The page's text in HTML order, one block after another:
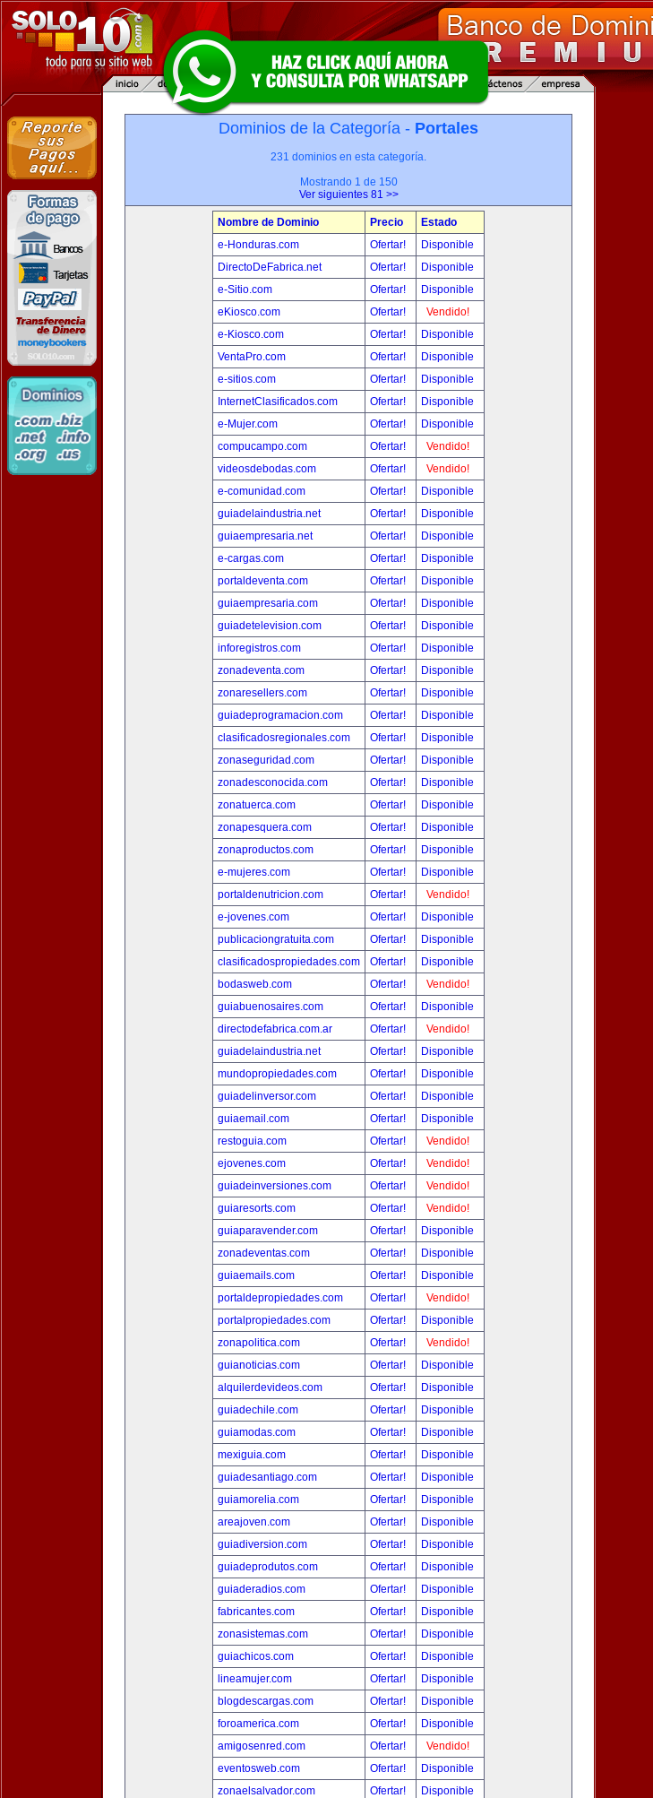
Dominios de la Categoría - Portales
231 dominios en esta categoría.
Mostrando 1 de 150
Ver siguientes 81 >>
Nombre de Dominio Precio
Estado
e-Honduras.com
Ofertar!
Disponible
DirectoDeFabrica.net
Ofertar!
Disponible
e-Sitio.com
Ofertar!
Disponible
eKiosco.com
Ofertar!
Vendido!
e-Kiosco.com
Ofertar!
Disponible
VentaPro.com
Ofertar!
Disponible
e-sitios.com
Ofertar!
Disponible
InternetClasificados.com
Ofertar!
Disponible
e-Mujer.com
Ofertar!
Disponible
compucampo.com
Ofertar!
Vendido!
videosdebodas.com
Ofertar!
Vendido!
e-comunidad.com
Ofertar!
Disponible
guiadelaindustria.net
Ofertar!
Disponible
guiaempresaria.net
Ofertar!
Disponible
e-cargas.com
Ofertar!
Disponible
portaldeventa.com
Ofertar!
Disponible
guiaempresaria.com
Ofertar!
Disponible
guiadetelevision.com
Ofertar!
Disponible
inforegistros.com
Ofertar!
Disponible
zonadeventa.com
Ofertar!
Disponible
zonaresellers.com
Ofertar!
Disponible
guiadeprogramacion.com
Ofertar!
Disponible
clasificadosregionales.com
Ofertar!
Disponible
zonaseguridad.com
Ofertar!
Disponible
zonadesconocida.com
Ofertar!
Disponible
zonatuerca.com
Ofertar!
Disponible
zonapesquera.com
Ofertar!
Disponible
zonaproductos.com
Ofertar!
Disponible
e-mujeres.com
Ofertar!
Disponible
portaldenutricion.com
Ofertar!
Vendido!
e-jovenes.com
Ofertar!
Disponible
publicaciongratuita.com
Ofertar!
Disponible
clasificadospropiedades.com
Ofertar!
Disponible
bodasweb.com
Ofertar!
Vendido!
guiabuenosaires.com
Ofertar!
Disponible
directodefabrica.com.ar
Ofertar!
Vendido!
guiadelaindustria.net
Ofertar!
Disponible
mundopropiedades.com
Ofertar!
Disponible
guiadelinversor.com
Ofertar!
Disponible
guiaemail.com
Ofertar!
Disponible
restoguia.com
Ofertar!
Vendido!
ejovenes.com
Ofertar!
Vendido!
guiadeinversiones.com
Ofertar!
Vendido!
guiaresorts.com
Ofertar!
Vendido!
guiaparavender.com
Ofertar!
Disponible
zonadeventas.com
Ofertar!
Disponible
guiaemails.com
Ofertar!
Disponible
portaldepropiedades.com
Ofertar!
Vendido!
portalpropiedades.com
Ofertar!
Disponible
zonapolitica.com
Ofertar!
Vendido!
guianoticias.com
Ofertar!
Disponible
alquilerdevideos.com
Ofertar!
Disponible
guiadechile.com
Ofertar!
Disponible
guiamodas.com
Ofertar!
Disponible
mexiguia.com
Ofertar!
Disponible
guiadesantiago.com
Ofertar!
Disponible
guiamorelia.com
Ofertar!
Disponible
areajoven.com
Ofertar!
Disponible
guiadiversion.com
Ofertar!
Disponible
guiadeprodutos.com
Ofertar!
Disponible
guiaderadios.com
Ofertar!
Disponible
fabricantes.com
Ofertar!
Disponible
zonasistemas.com
Ofertar!
Disponible
guiachicos.com
Ofertar!
Disponible
lineamujer.com
Ofertar!
Disponible
blogdescargas.com
Ofertar!
Disponible
foroamerica.com
Ofertar!
Disponible
amigosenred.com
Ofertar!
Vendido!
eventosweb.com
Ofertar!
Disponible
zonaelsalvador.com
Ofertar!
Disponible